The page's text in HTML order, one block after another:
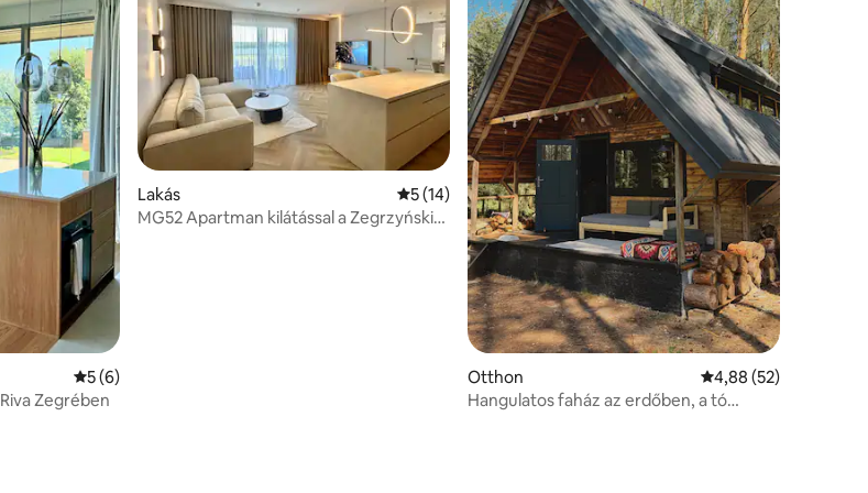
Átlagos értékelés: 5/5, 6 vélemény
5 (6)
Zegrében
Lakás Átlagos értékelés: 5/5, 14 vélemény
5 (14)
MG52 Apartman kilátással a Zegrzyński-
Otthon Átlagos értékelés: 5/
4,88 (52)
Hangulatos faház az erdőben, a tó